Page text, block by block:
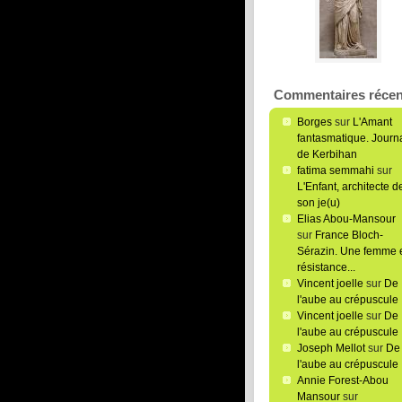
Commentaires
Borgessur L'Amant
fantasmatique.
de Kerbihan
fatima semmahi sur
L'Enfant, architecte
son je(u)
Elias Abou-Mansour
sur France Bloch-
Sérazin. Une femme
résistance...
Vincent joelle sur De
l'aube au crépuscule
Vincent joelle sur De
l'aube au crépuscule
Joseph Mellotsur De
l'aube au crépuscule
Annie Forest-Abou
Mansoursur